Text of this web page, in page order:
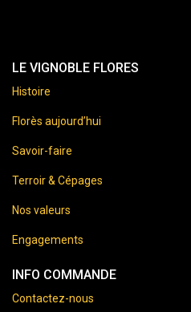
LE VIGNOBLE FLORES
Histoire
Florès aujourd’hui
Savoir-faire
Terroir & Cépages
Nos valeurs
Engagements
INFO COMMANDE
Contactez-nous